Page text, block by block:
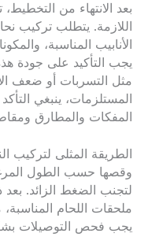
بعد الانتهاء من التخطيط،
اللازمة. يتطلب تركيب
الأنابيب المناسبة،
يجب التأكيد على جودة
مثل التسربات أو ضعف
المستلزمات، ينبغي
المفكات والمطارق
الطريقة المثلى لتركيب
وقصها حسب الطول
لتجنب الضغط الزائد. بعد
ملحقات اللحام
يجب فحص التوصيلات